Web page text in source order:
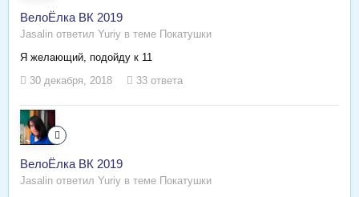
ВелоЁлка ВК 2019
Jasalin ответил Yuriy в теме Покатушки
Я желающий, подойду к 11
30 декабря, 2018
33 ответа
ВелоЁлка ВК 2019
Jasalin ответил Yuriy в теме Покатушки